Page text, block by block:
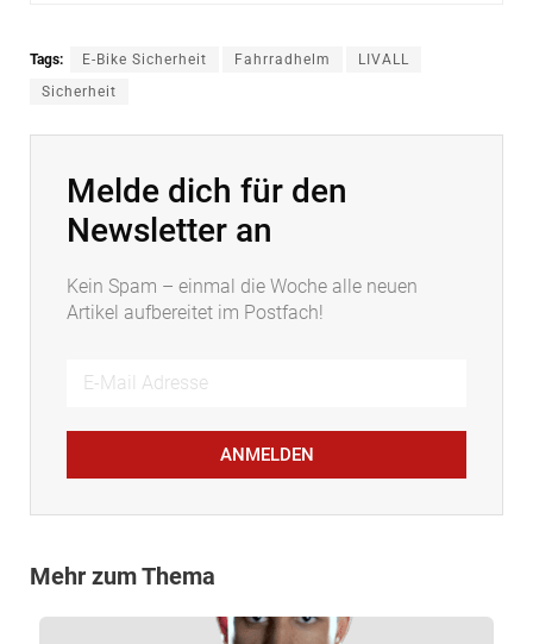
Tags: E-Bike Sicherheit Fahrradhelm
LIVALL
Sicherheit
Melde dich für den
Newsletter an
Kein Spam – einmal die Woche alle neuen
Artikel aufbereitet im Postfach!
ANMELDEN
Mehr zum Thema